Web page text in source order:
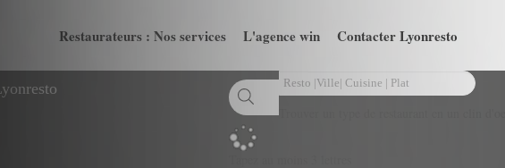
Restaurateurs : Nos services L'agence win Contacter Lyonresto